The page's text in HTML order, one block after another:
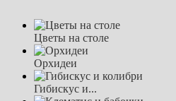
Цветы на столе
Орхидеи
Гибискус и...